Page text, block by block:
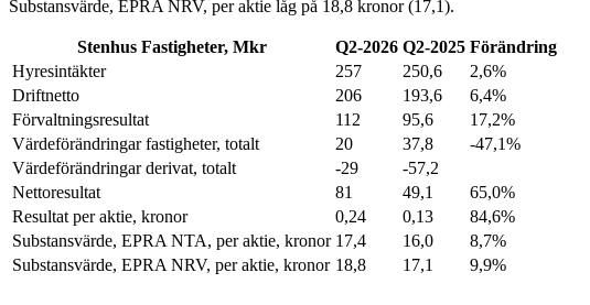
Substansvärde, EPRA NRV, per aktie låg på 18,8 kronor (17,1).
Stenhus Fastigheter, Mkr Q2-2026 Q2-2025 Förändring
Hyresintäkter
257 250,6
2,6%
Driftnetto
206 193,6
6,4%
Förvaltningsresultat
112 95,6
17,2%
Värdeförändringar fastigheter, totalt
20 37,8
-47,1%
Värdeförändringar derivat, totalt
-29
-57,2
Nettoresultat
81 49,1
65,0%
Resultat per aktie, kronor
0,24 0,13
84,6%
Substansvärde, EPRA NTA, per aktie, kronor 17,4 16,0
8,7%
Substansvärde, EPRA NRV, per aktie, kronor 18,8 17,1 9,9%